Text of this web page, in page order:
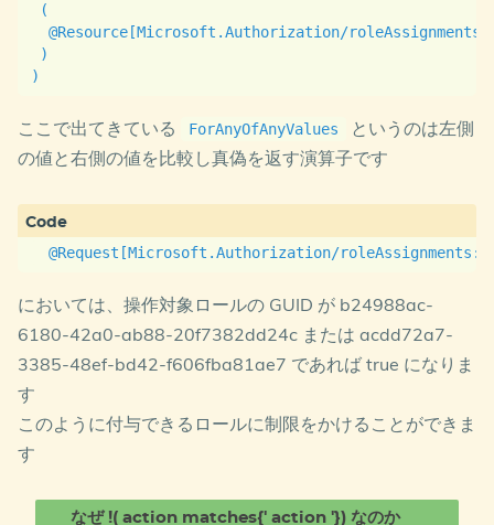
(
@Resource[Microsoft.Authorization/
)
ここで出てきている ForAnyOfAnyValues
というのは左側
の値と右側の値を比較し真偽を返す演算子です
においては、操作対象ロールの GUID が b24988ac-
6180-42a0-ab88-20f7382dd24c または acdd72a7-
3385-48ef-bd42-f606fba81ae7 であれば true になりま
す
このように付与できるロールに制限をかけることができま
す